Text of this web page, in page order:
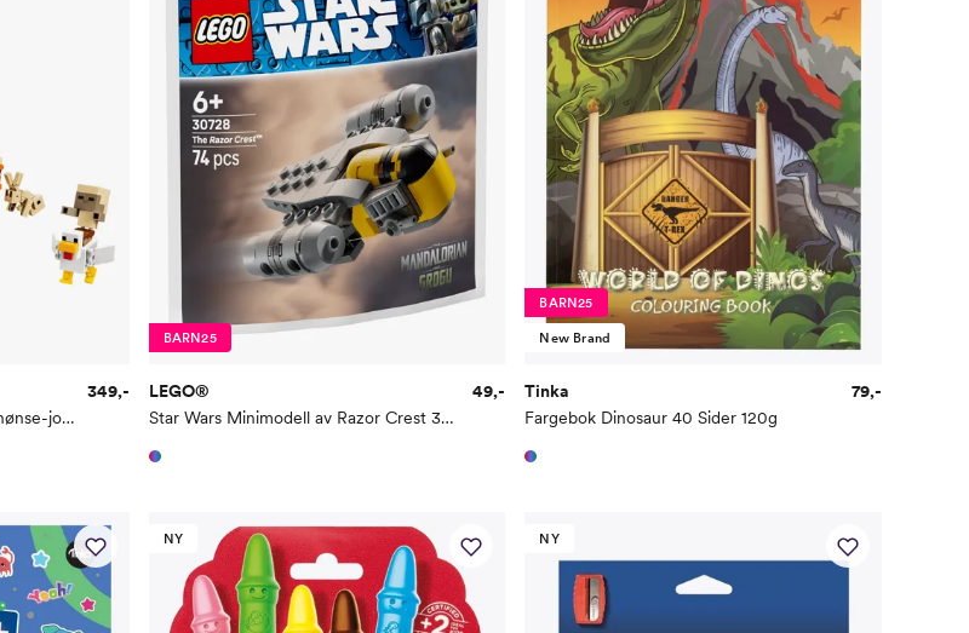
Minecraft Ørkenangrep med hønse-jockey 21592
349,-
BARN25
LEGO®
Star Wars Minimodell av Razor Crest 30728
49,-
BARN25
New Brand
Tinka
Fargebok Dinosaur 40 Sider 120g
79,-
NY NY